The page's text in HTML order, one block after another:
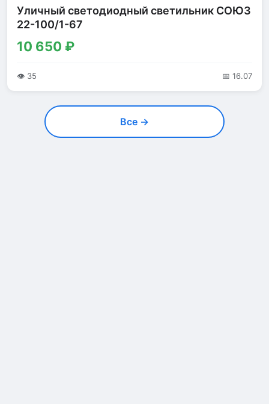
Уличный светодиодный светильник СОЮЗ
22-100/1-67
10 650 ₽
👁 35 📅 16.07
Все →